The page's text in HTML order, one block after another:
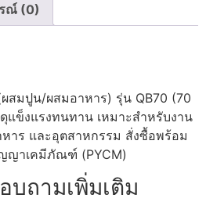
ณ์ (0)
สมปูน/ผสมอาหาร) รุ่น QB70 (70
ข็งแรงทนทาน เหมาะสำหรับงาน
หาร และอุตสาหกรรม สั่งซื้อพร้อม
ญาเคมีภัณฑ์ (PYCM)
บถามเพิ่มเติม